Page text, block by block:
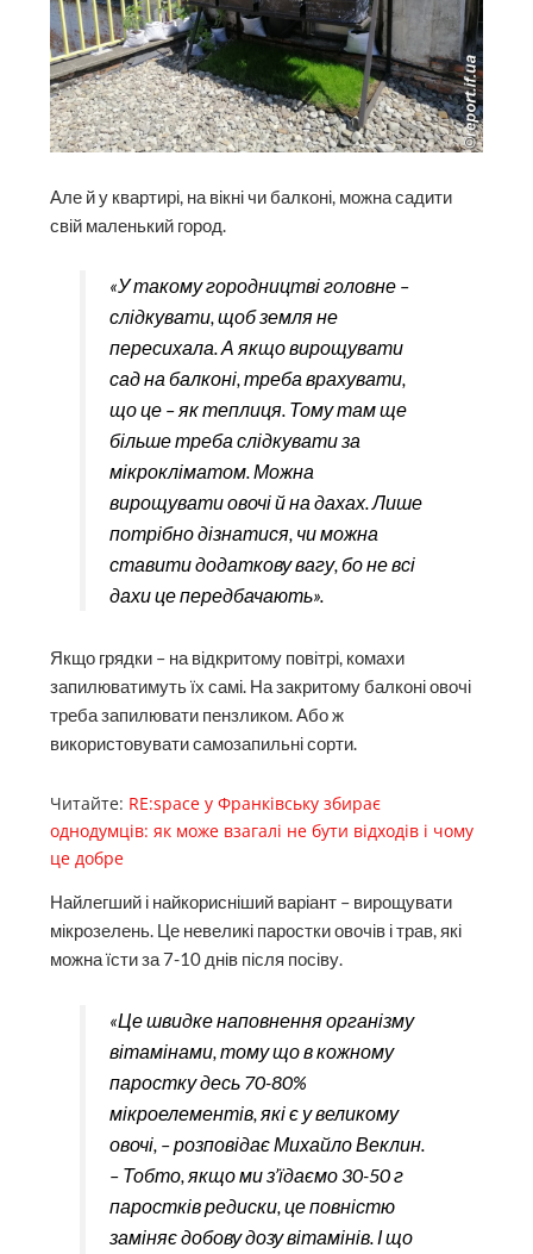
Але й у квартирі, на вікні чи балконі, можна садити
свій маленький город.
«У такому городництві головне –
слідкувати, щоб земля не
пересихала. А якщо вирощувати
сад на балконі, треба врахувати,
що це – як теплиця. Тому там ще
більше треба слідкувати за
мікрокліматом. Можна
вирощувати овочі й на дахах. Лише
потрібно дізнатися, чи можна
ставити додаткову вагу, бо не всі
дахи це передбачають».
Якщо грядки – на відкритому повітрі, комахи
запилюватимуть їх самі. На закритому балконі овочі
треба запилювати пензликом. Або ж
використовувати самозапильні сорти.
Читайте: RE:space у Франківську збирає
однодумців: як може взагалі не бути відходів і чому
це добре
Найлегший і найкорисніший варіант – вирощувати
мікрозелень. Це невеликі паростки овочів і трав, які
можна їсти за 7-10 днів після посіву.
«Це швидке наповнення організму
вітамінами, тому що в кожному
паростку десь 70-80%
мікроелементів, які є у великому
овочі, – розповідає Михайло Веклин.
– Тобто, якщо ми з’їдаємо 30-50 г
паростків редиски, це повністю
заміняє добову дозу вітамінів. І що